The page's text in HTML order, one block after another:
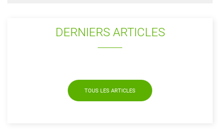
DERNIERS ARTICLES
TOUS LES ARTICLES